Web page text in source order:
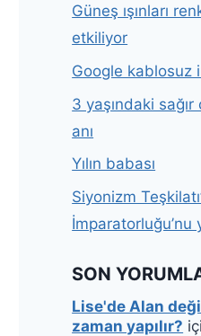
Güneş ışınları
etkiliyor
Google kablosuz
3 yaşındaki
anı
Yılın babası
Siyonizm
İmparatorluğu’nu
SON
Lise'de Alan
zaman yapılır?